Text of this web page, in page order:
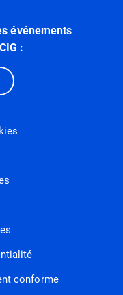
événements
:
conforme